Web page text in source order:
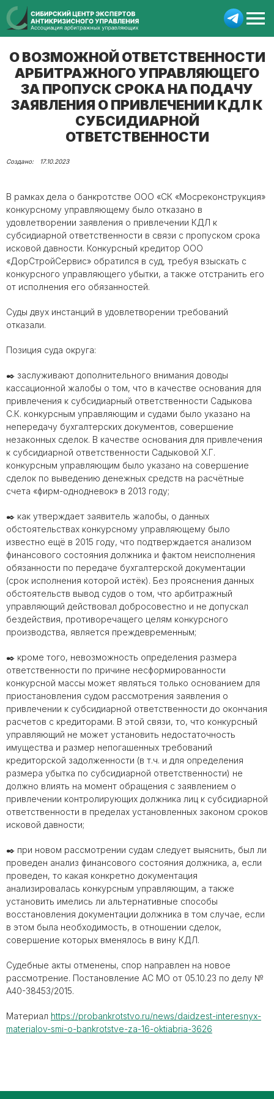
О ВОЗМОЖНОЙ ОТВЕТСТВЕННОСТИ
АРБИТРАЖНОГО УПРАВЛЯЮЩЕГО
ЗА ПРОПУСК СРОКА НА ПОДАЧУ
ЗАЯВЛЕНИЯ О ПРИВЛЕЧЕНИИ КДЛ К
СУБСИДИАРНОЙ
ОТВЕТСТВЕННОСТИ
17.10.2023
В рамках дела о банкротстве ООО «СК «Мосреконструкция»
конкурсному управляющему было отказано в
удовлетворении заявления о привлечении КДЛ к
субсидиарной ответственности в связи с пропуском срока
исковой давности. Конкурсный кредитор ООО
«ДорСтройСервис» обратился в суд, требуя взыскать с
конкурсного управляющего убытки, а также отстранить его
от исполнения его обязанностей.
Суды двух инстанций в удовлетворении требований
отказали.
Позиция суда округа:
✒️ заслуживают дополнительного внимания доводы
кассационной жалобы о том, что в качестве основания для
привлечения к субсидиарный ответственности Садыкова
С.К. конкурсным управляющим и судами было указано на
непередачу бухгалтерских документов, совершение
незаконных сделок. В качестве основания для привлечения
к субсидиарной ответственности Садыковой Х.Г.
конкурсным управляющим было указано на совершение
сделок по выведению денежных средств на расчётные
счета «фирм-однодневок» в 2013 году;
✒️ как утверждает заявитель жалобы, о данных
обстоятельствах конкурсному управляющему было
известно ещё в 2015 году, что подтверждается анализом
финансового состояния должника и фактом неисполнения
обязанности по передаче бухгалтерской документации
(срок исполнения которой истёк). Без прояснения данных
обстоятельств вывод судов о том, что арбитражный
управляющий действовал добросовестно и не допускал
бездействия, противоречащего целям конкурсного
производства, является преждевременным;
✒️ кроме того, невозможность определения размера
ответственности по причине несформированности
конкурсной массы может являться только основанием для
приостановления судом рассмотрения заявления о
привлечении к субсидиарной ответственности до окончания
расчетов с кредиторами. В этой связи, то, что конкурсный
управляющий не может установить недостаточность
имущества и размер непогашенных требований
кредиторской задолженности (в т.ч. и для определения
размера убытка по субсидиарной ответственности) не
должно влиять на момент обращения с заявлением о
привлечении контролирующих должника лиц к субсидиарной
ответственности в пределах установленных законом сроков
исковой давности;
✒️ при новом рассмотрении судам следует выяснить, был ли
проведен анализ финансового состояния должника, а, если
проведен, то какая конкретно документация
анализировалась конкурсным управляющим, а также
установить имелись ли альтернативные способы
восстановления документации должника в том случае, если
в этом была необходимость, в отношении сделок,
совершение которых вменялось в вину КДЛ.
Судебные акты отменены, спор направлен на новое
рассмотрение. Постановление АС МО от 05.10.23 по делу №
А40-38453/2015.
Материал https://probankrotstvo.ru/news/daidzest-interesnyx-
materialov-smi-o-bankrotstve-za-16-oktiabria-3626